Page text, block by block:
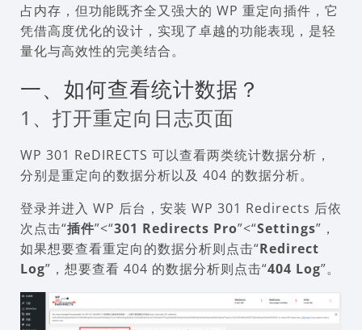
占内存，但功能既齐全又强大的 WP 重定向插件，它
凭借高度优化的设计，实现了卓越的功能表现，是轻
量化与高效性的完美结合。
一、如何查看统计数据？
1、打开重定向日志页面
WP 301 ReDIRECTS 可以查看两类统计数据分析，
分别是重定向的数据分析以及 404 的数据分析。
登录并进入 WP 后台，安装 WP 301 Redirects 后依
次点击“插件”<“301 Redirects Pro”<“Settings”，
如果想要查看重定向的数据分析则点击“Redirect
Log”，想要查看 404 的数据分析则点击“404 Log”。